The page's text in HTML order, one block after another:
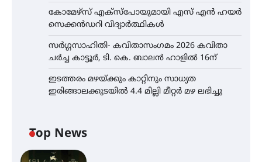
കോമേഴ്സ് എക്സ്പോയുമായി എസ് എൻ ഹയർ
സെക്കൻഡറി വിദ്യാർത്ഥികൾ
സർഗ്ഗസാഹിതി- കവിതാസംഗമം 2026 കവിതാ
ചർച്ച കാട്ടൂർ, ടി. കെ. ബാലൻ ഹാളിൽ 16ന്
ഇടത്തരം മഴയ്ക്കും കാറ്റിനും സാധ്യത
ഇരിങ്ങാലക്കുടയിൽ 4.4 മില്ലി മീറ്റർ മഴ ലഭിച്ചു
Top News